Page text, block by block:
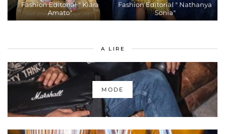
Fashion Editorial " Kiara
Amato"
Fashion Editorial " Nathanya
Sonia"
A LIRE
MODE